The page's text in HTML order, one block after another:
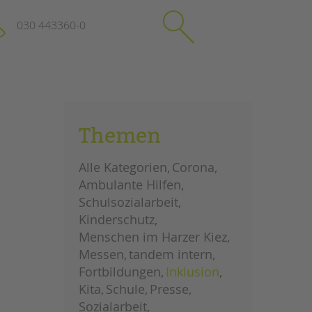
Impressum
Datenschutz
Hinweisgebersystem
Intranet
schließen
030 443360-0
SuchenThemen
Alle Kategorien Corona
Ambulante Hilfen
Schulsozialarbeit
Kinderschutz
Menschen im Harzer Kiez
Messen tandem intern
Fortbildungen Inklusion
Kita Schule Presse
Sozialarbeit